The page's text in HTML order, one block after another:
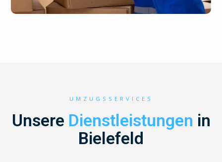
UMZUGSSERVICES
Unsere Dienstleistungen in
Bielefeld